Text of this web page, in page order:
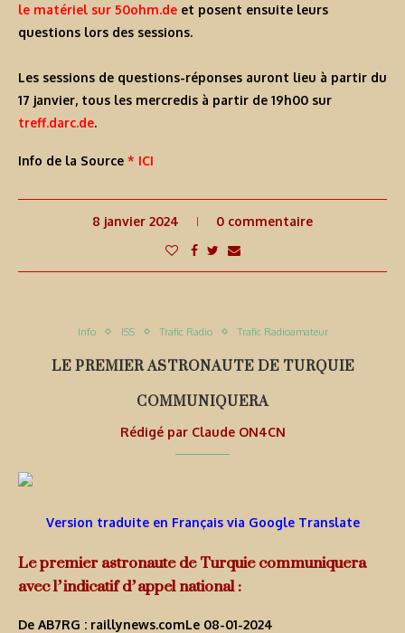
le matériel sur 50ohm.de et posent ensuite leurs
questions lors des sessions.
Les sessions de questions-réponses auront lieu à partir du
17 janvier, tous les mercredis à partir de 19h00 sur
treff.darc.de.
Info de la Source * ICI
8 janvier 2024 0 commentaire
Info ISS Trafic Radio Trafic Radioamateur
LE PREMIER ASTRONAUTE DE TURQUIE
COMMUNIQUERA
Rédigé par Claude ON4CN
Version traduite en Français via Google Translate
Le premier astronaute de Turquie communiquera
avec l’indicatif d’appel national :
De AB7RG : raillynews.comLe 08-01-2024